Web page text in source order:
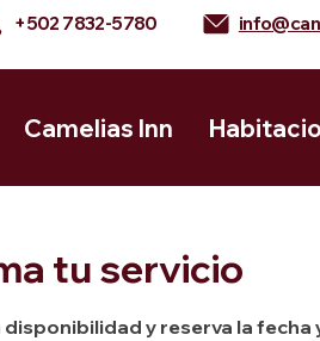
+502 7832-5780
Camelias Inn
tu servicio
disponibilidad y reserva la fecha